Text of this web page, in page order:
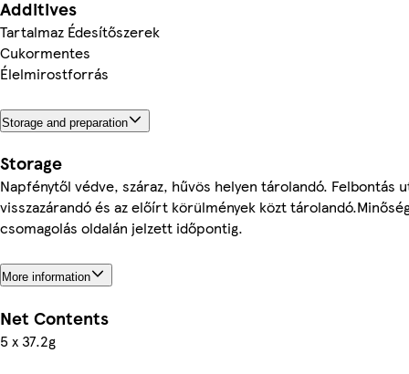
Additives
Tartalmaz Édesítőszerek
Cukormentes
Élelmirostforrás
Storage and preparation
Storage
Napfénytől védve, száraz, hűvös helyen tárolandó. Felbontás
visszazárandó és az előírt körülmények közt
csomagolás oldalán jelzett időpontig.
More information
Net Contents
5 x 37.2g